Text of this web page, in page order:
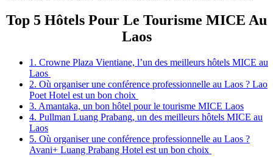
Top 5 Hôtels Pour Le Tourisme MICE Au
Laos
1. Crowne Plaza‎ Vientiane, l’un des meilleurs hôtels MICE au
Laos
2. Où organiser une conférence professionnelle au Laos ? Lao
Poet Hotel est un bon choix
3. Amantaka, un bon hôtel pour le tourisme MICE Laos
4. Pullman Luang Prabang, un des meilleurs hôtels MICE au
Laos
5. Où organiser une conférence professionnelle au Laos ?
Avani+ Luang Prabang Hotel est un bon choix